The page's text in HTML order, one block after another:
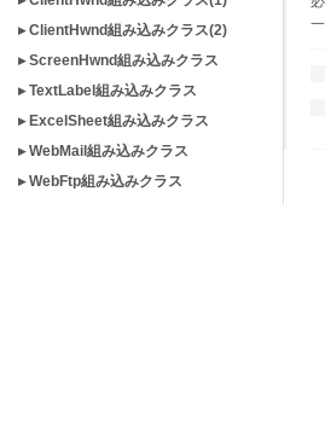
▸ ClientHwnd組み込みクラス(2)
▸ ScreenHwnd組み込みクラス
▸ TextLabel組み込みクラス
▸ ExcelSheet組み込みクラス
▸ WebMail組み込みクラス
▸ WebFtp組み込みクラス